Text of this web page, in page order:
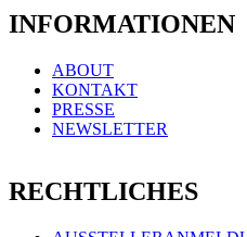
INFORMATIONEN
ABOUT
KONTAKT
PRESSE
NEWSLETTER
RECHTLICHES